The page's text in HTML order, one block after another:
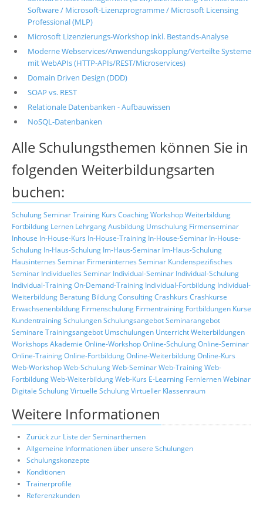
Software / Microsoft-Lizenzprogramme / Microsoft Licensing
Professional (MLP)
Microsoft Lizenzierungs-Workshop inkl. Bestands-Analyse
Moderne Webservices/Anwendungskopplung/Verteilte Systeme
mit WebAPIs (HTTP-APIs/REST/Microservices)
Domain Driven Design (DDD)
SOAP vs. REST
Relationale Datenbanken - Aufbauwissen
NoSQL-Datenbanken
Alle Schulungsthemen können Sie in
folgenden Weiterbildungsarten
buchen:
SchulungSeminarTraining Kurs CoachingWorkshopWeiterbildung
Fortbildung Lernen LehrgangAusbildung Umschulung Firmenseminar
Inhouse In-House-Kurs In-House-Training In-House-Seminar In-House-
Schulung In-Haus-Schulung Im-Haus-Seminar Im-Haus-Schulung
Hausinternes Seminar Firmeninternes Seminar Kundenspezifisches
Seminar Individuelles Seminar Individual-Seminar Individual-Schulung
Individual-TrainingOn-Demand-Training Individual-Fortbildung Individual-
Weiterbildung Beratung BildungConsultingCrashkurs Crashkurse
Erwachsenenbildung Firmenschulung Firmentraining Fortbildungen Kurse
KundentrainingSchulungenSchulungsangebotSeminarangebot
Seminare Trainingsangebot Umschulungen UnterrichtWeiterbildungen
Workshops Akademie Online-WorkshopOnline-SchulungOnline-Seminar
Online-TrainingOnline-FortbildungOnline-WeiterbildungOnline-Kurs
Web-WorkshopWeb-SchulungWeb-SeminarWeb-TrainingWeb-
FortbildungWeb-WeiterbildungWeb-Kurs E-Learning FernlernenWebinar
Digitale SchulungVirtuelle SchulungVirtueller Klassenraum
Weitere Informationen
Zurück zur Liste der Seminarthemen
Allgemeine Informationen über unsere Schulungen
Schulungskonzepte
Konditionen
Trainerprofile
Referenzkunden